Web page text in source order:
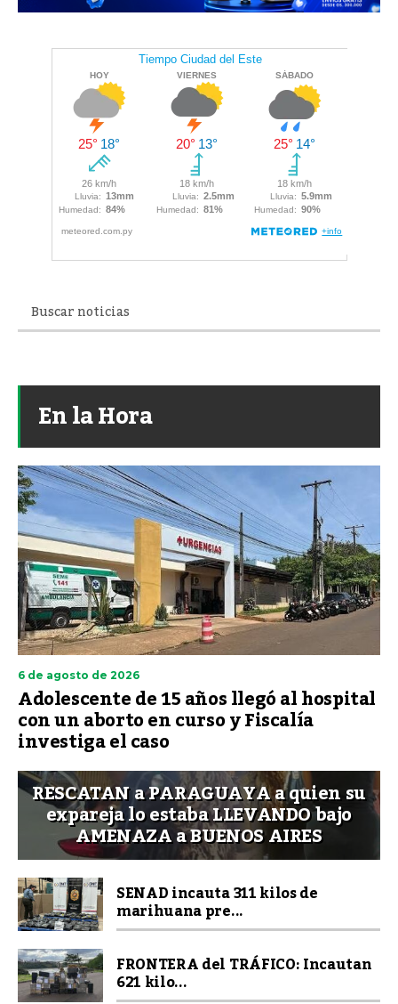
En la Hora
6 de agosto de 2026
Adolescente de 15 años llegó al hospital
con un aborto en curso y Fiscalía
investiga el caso
RESCATAN a PARAGUAYA a quien su
expareja lo estaba LLEVANDO bajo
AMENAZA a BUENOS AIRES
SENAD incauta 311 kilos de
marihuana pre...
FRONTERA del TRÁFICO: Incautan
621 kilo...